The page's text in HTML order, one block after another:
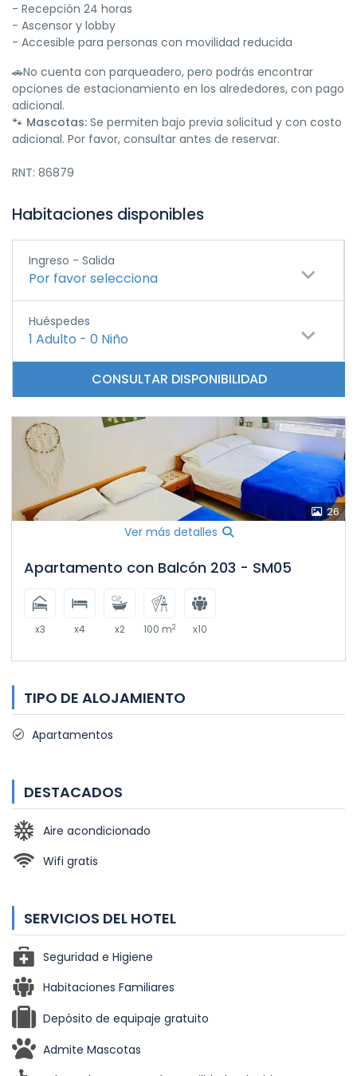
- Recepción 24 horas
- Ascensor y lobby
- Accesible para personas con movilidad reducida
🚗No cuenta con parqueadero, pero podrás encontrar
opciones de estacionamiento en los alrededores, con pago
adicional.
🐾 Mascotas: Se permiten bajo previa solicitud y con costo
adicional. Por favor, consultar antes de reservar.
RNT: 86879
Habitaciones disponibles
Ingreso - Salida
Por favor selecciona
Huéspedes
1 Adulto - 0 Niño
CONSULTAR DISPONIBILIDAD
26
Ver más detalles
Apartamento con Balcón 203 - SM05
x3 x4 x2 100 m2 x10
TIPO DE ALOJAMIENTO
Apartamentos
DESTACADOS
Aire acondicionado
Wifi gratis
SERVICIOS DEL HOTEL
Seguridad e Higiene
Habitaciones Familiares
Depósito de equipaje gratuito
Admite Mascotas